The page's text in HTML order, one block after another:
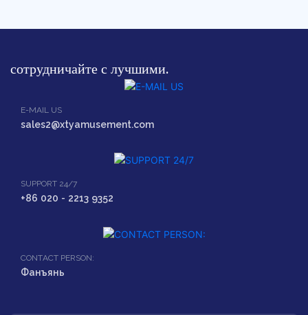
сотрудничайте с лучшими.
E-MAIL US
sales2@xtyamusement.com
SUPPORT 24/7
+86 020 - 2213 9352
CONTACT PERSON:
Фанъянь